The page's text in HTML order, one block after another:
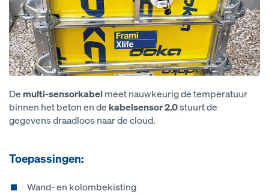
De multi-sensorkabelmeet nauwkeurig de temperatuur
binnen het beton en de kabelsensor 2.0stuurt de
gegevens draadloos naar de cloud.
Toepassingen:
Wand- en kolombekisting